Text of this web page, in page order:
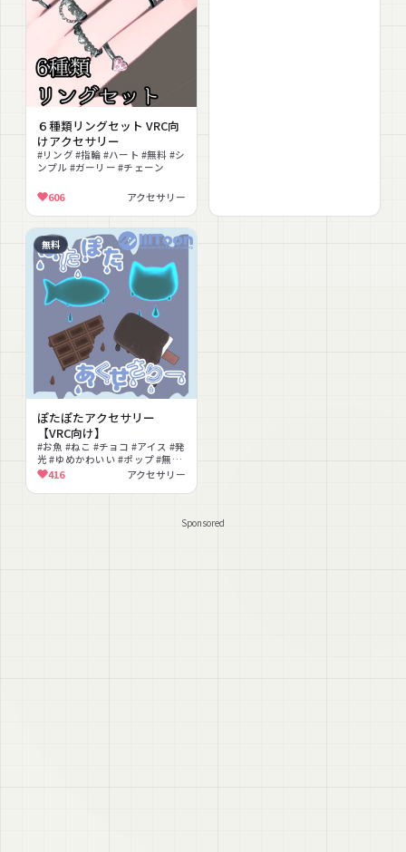
６種類リングセット VRC向
けアクセサリー
#リング #指輪 #ハート #無料 #シ
ンプル #ガーリー #チェーン
606 アクセサリー
無料
ぽたぽたアクセサリー
【VRC向け】
#お魚 #ねこ #チョコ #アイス #発
光 #ゆめかわいい #ポップ #無料
#色変更可能 #アニメーション
416 アクセサリー
Sponsored